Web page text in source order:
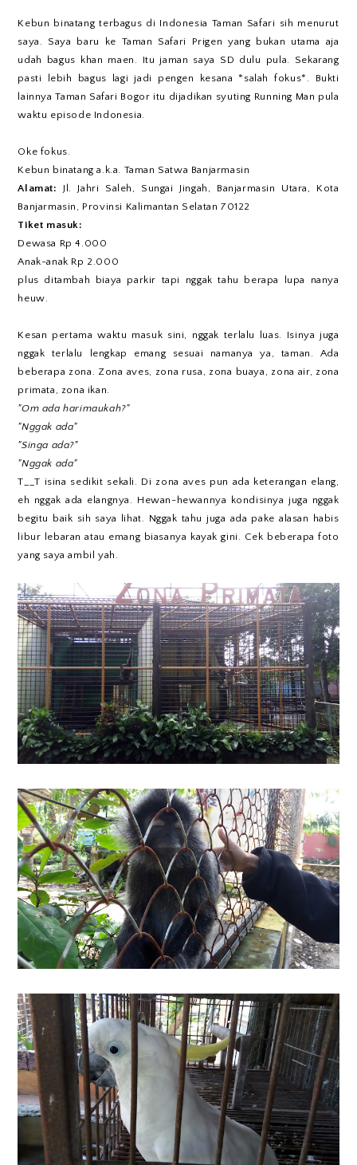
Kebun binatang terbagus di Indonesia Taman Safari sih menurut
saya. Saya baru ke Taman Safari Prigen yang bukan utama aja
udah bagus khan maen. Itu jaman saya SD dulu pula. Sekarang
pasti lebih bagus lagi jadi pengen kesana *salah fokus*. Bukti
lainnya Taman Safari Bogor itu dijadikan syuting Running Man pula
waktu episode Indonesia.
Oke fokus.
Kebun binatang a.k.a. Taman Satwa Banjarmasin
Alamat:
Jl. Jahri Saleh, Sungai Jingah, Banjarmasin Utara, Kota
Banjarmasin, Provinsi Kalimantan Selatan 70122
Tiket masuk:
Dewasa Rp 4.000
Anak-anak Rp 2.000
plus ditambah biaya parkir tapi nggak tahu berapa lupa nanya
heuw.
Kesan pertama waktu masuk sini, nggak terlalu luas. Isinya juga
nggak terlalu lengkap emang sesuai namanya ya, taman. Ada
beberapa zona. Zona aves, zona rusa, zona buaya, zona air, zona
primata, zona ikan.
"Om ada harimaukah?"
"Nggak ada"
"Singa ada?"
"Nggak ada"
T__T isina sedikit sekali. Di zona aves pun ada keterangan elang,
eh nggak ada elangnya. Hewan-hewannya kondisinya juga nggak
begitu baik sih saya lihat. Nggak tahu juga ada pake alasan habis
libur lebaran atau emang biasanya kayak gini. Cek beberapa foto
yang saya ambil yah.